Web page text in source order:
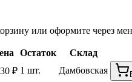
или оформите через
Остаток
Склад
₽ 1 шт. Дамбовская